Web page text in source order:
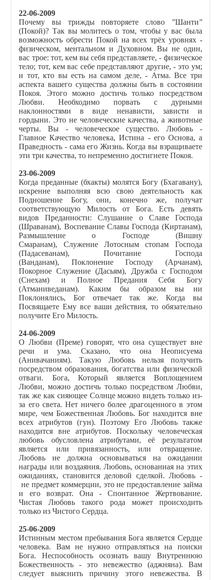
22-06-2009
Почему вы трижды повторяете слово
"Шанти"
(Покой)? Так вы молитесь о том, чтобы у вас была
возможность обрести Покой на всех трёх уровнях -
физическом, ментальном и Духовном. Вы не один,
вас трое: тот, кем вы себя представляете, - физическое
тело; тот, кем вас себе представляют другие, - это ум;
и тот, кто вы есть на самом деле, - Атма. Все три
аспекта вашего существа должны быть в состоянии
Покоя. Этого можно достичь только посредством
Любви. Необходимо порвать с дурными
наклонностями в виде ненависти, зависти и
гордыни. Это не человеческие качества, а животные
черты. Вы - человеческое существо. Любовь -
Главное Качество человека, Истина - его Основа, а
Праведность - сама его Жизнь. Когда вы взращиваете
эти три качества, то непременно достигнете Покоя.
23-06-2009
Когда преданные (бхакты) молятся Богу (Бхагавану),
искренне выполняя всю свою деятельность как
Подношение Богу, они, конечно же, получат
соответствующую Милость от Бога. Есть девять
видов Преданности: Слушание о Славе Господа
(Шраванам), Воспевание Славы Господа (Киртанам),
Размышление о Господе (Вишну
Смаранам), Служение Лотосным стопам Господа
(Падасеванам), Почитание Господа
(Ванданам), Поклонение Господу (Арчанам),
Покорное Служение (Дасьям), Дружба с Господом
(Снехам) и Полное Предания Себя Богу
(Атманиведанам). Каким бы образом вы ни
Поклонялись, Бог отвечает так же. Когда вы
Посвящаете Ему все ваши действия, то обязательно
получите Его Милость.
24-06-2009
О Любви (Преме) говорят, что она существует вне
речи и ума. Сказано, что она Неописуема
(Анивачаниям). Такую Любовь нельзя получить
посредством образования, богатства или физической
отваги. Бога, Который является Воплощением
Любви, можно достичь только посредством Любви,
так же как сияющее Солнце можно видеть только из-
за его света. Нет ничего более драгоценного в этом
мире, чем Божественная Любовь. Бог находится вне
всех атрибутов (гун). Поэтому Его Любовь также
находится вне атрибутов. Поскольку человеческая
любовь обусловлена атрибутами, её результатом
является или привязанность, или отвращение.
Любовь не должна основываться на ожидании
награды или воздаяния. Любовь, основанная на этих
ожиданиях, становится деловой сделкой. Любовь -
не предмет коммерции, это не предоставление займа
и его возврат. Она - Спонтанное Жертвование.
Чистая Любовь такого рода может происходить
только из Чистого Сердца.
25-06-2009
Истинным местом пребывания Бога является Сердце
человека. Вам не нужно отправляться на поиски
Бога. Неспособность осознать вашу Внутреннюю
Божественность - это невежество (аджняна). Вам
следует выяснить причину этого невежества. В